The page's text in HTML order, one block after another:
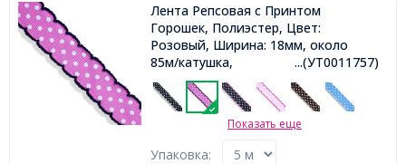
Лента Репсовая с Принтом
Горошек, Полиэстер, Цвет:
Розовый, Ширина: 18мм, около
85м/катушка,
...(УТ0011757)
Показать еще
Упаковка: